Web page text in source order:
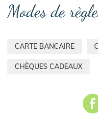
Modes de
CARTE BANCAIRE
CHÈQUES CADEAUX